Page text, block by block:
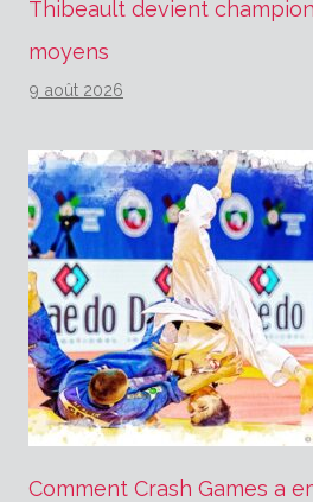
Thibeault devient
moyens
9 août 2026
Comment Crash Games a